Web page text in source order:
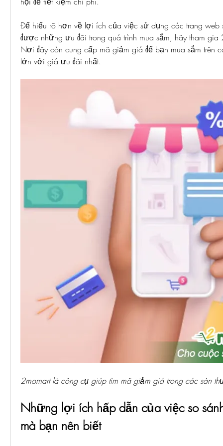
Để hiểu rõ hơn về lợi ích của việc sử dụng các trang web
được những ưu đãi trong quá trình mua sắm, hãy tham gia
Nơi đây còn cung cấp mã giảm giá để bạn mua sắm trên
lớn với giá ưu đãi nhất.
2momart là công cụ giúp tìm mã giảm giá trong các sàn
Những lợi ích hấp dẫn của việc so
mà bạn nên biết